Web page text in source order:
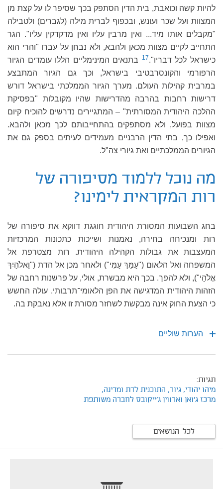
להיות קשה וכואבת, בית הדין הסתפק בכך שסיפר לו על קצת מן
המצוות ועל שכר ועונש, ובכפוף לברית מילה (לגברים) ולטבילה
"מקבלים אותו מיד... ואין מרבין עליו ואין מדקדקין עליו". הגר
התחייב לקיים מצוות מכאן ולהבא, ולא נבחן על עברו "והרי הוא
כישראל לכל דבריו".17
בתנאים המינימליים הללו עומדים הגיור
הרפורמי והקונסרבטיבי בישראל, וכך גם הגיור המתבצע
במרבית קהילות העולם. מערך הגיור הממלכתי בישראל דורש
דרישות רחבות בהרבה מהדרישות שהיו מקובלות "בפסיקת
ההלכה היהודית המסורתית" – המתגיירים נדרשים להוכיח קיום
מצוות בפועל, ולא מסתפקים בהתחייבותם לכך מכאן ולהבא.
ואפילו כך, בתי הדין הרבניים מעמידים לעיתים בספק גם את
הגיורים הממלכתיים ואת גיורי צה"ל.
מה נוכל ללמוד מסיפורה של
רות המקראית לימינו?
בחג השבועות המסורת היהודית חוגגת דווקא את סיפורה של
רות ומנכיחה בחירה, נאמנות ושייכות כתכונות המרכזיות
המעצבות את גבולות הקהילה היהודית. רות מצטרפת אל
המשפחה ואל הלאום ("עַמֵּךְ עַמִּי") ולאחר מכן אל הדת ("וֵאלֹהַיִךְ
אֱלֹהָי"), ולא להפך. בכך היא מבשרת, אולי, על פרשנות רחבה של
הזהות היהודית המדגישה את הפן הלאומי־תרבותי. עולה החשש
כי הצעת החוק אינה מבקשת לשחזר מסורת זו אלא נאבקת בה.
הערות שוליים
תגיות:
מיהו יהודי, גיור, התוכנית לדת ומדינה,
מרכז ג'ואן וארווין ג'ייקובס לחברה משותפת
לכל הנושאים